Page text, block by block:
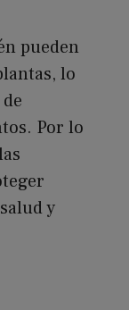
pueden
lo
Por lo
y